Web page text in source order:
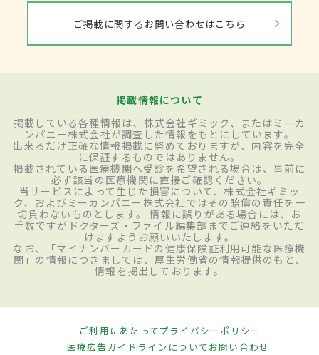
ご掲載に関するお問い合わせはこちら
掲載情報について
掲載している各種情報は、株式会社ギミック、またはミーカ
ンパニー株式会社が調査した情報をもとにしています。
出来るだけ正確な情報掲載に努めておりますが、内容を完全
に保証するものではありません。
掲載されている医療機関へ受診を希望される場合は、事前に
必ず該当の医療機関に直接ご確認ください。
当サービスによって生じた損害について、株式会社ギミッ
ク、およびミーカンパニー株式会社ではその賠償の責任を一
切負わないものとします。 情報に誤りがある場合には、お
手数ですがドクターズ・ファイル編集部までご連絡をいただ
けますようお願いいたします。
なお、「マイナンバーカードの健康保険証利用可能な医療機
関」の情報につきましては、厚生労働省の情報提供のもと、
情報を掲出しております。
ご利用にあたってプライバシーポリシー
医療広告ガイドラインについてお問い合わせ